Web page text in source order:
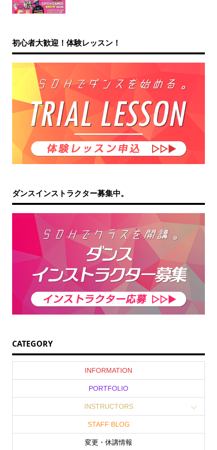
初心者大歓迎！体験レッスン！
ダンスインストラクター募集中。
CATEGORY
INFORMATION
PORTFOLIO
INSTRUCTORS
STAFF BLOG
変更・休講情報